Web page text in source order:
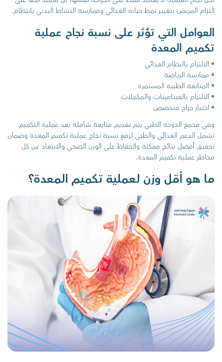
التزام المريض بتغيير نمط حياته الغذائي وممارسة النشاط البدني بانتظام.
العوامل التي تؤثر على نسبة نجاح عملية
تكميم المعدة
• الالتزام بالنظام الغذائي
• ممارسة الرياضة
• المتابعة الطبية المستمرة
• الالتزام بالفيتامينات والمكملات
• اختيار جراح متخصص
وفي مجمع الدوحة الطبي يتم تقديم متابعة شاملة بعد عملية التكميم
تشمل الدعم الغذائي والطبي لرفع نسبة نجاح عملية تكميم المعدة وضمان
تحقيق أفضل نتائج ممكنة والحفاظ على الوزن الصحي والابتعاد عن كل
مخاطر عملية تكميم المعدة.
ما هو أقل وزن لعملية تكميم المعدة؟